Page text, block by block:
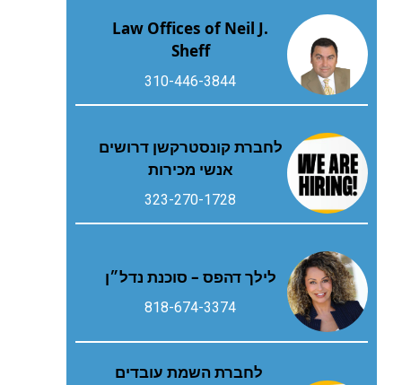
Law Offices of Neil J.
Sheff
310-446-3844
לחברת קונסטרקשן דרושים
אנשי מכירות
323-270-1728
לילך דהפס – סוכנת נדל״ן
818-674-3374
לחברת השמת עובדים